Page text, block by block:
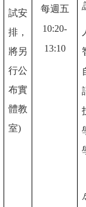
試安
排，
將另
行公
布實
體教
室)
每週五
10:20-
13:10